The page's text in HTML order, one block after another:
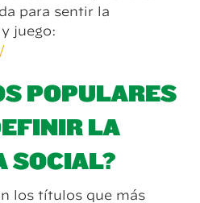
para sentir la
juego:
POPULARES
LA
SOCIAL?
los títulos que más